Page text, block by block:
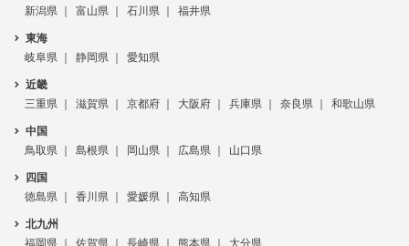
新潟県
富山県 石川県 福井県
東海
岐阜県
静岡県 愛知県
近畿
三重県
滋賀県 京都府 大阪府 兵庫県 奈良県 和歌山県
中国
鳥取県
島根県 岡山県 広島県 山口県
四国
徳島県
香川県 愛媛県 高知県
北九州
福岡県
佐賀県 長崎県 熊本県 大分県